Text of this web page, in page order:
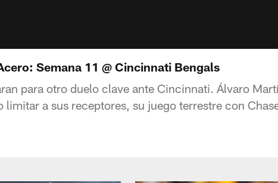
Semana 11 @ Cincinnati Bengals
para otro duelo clave ante Cincinnati. Álvaro
limitar a sus receptores, su juego terrestre con